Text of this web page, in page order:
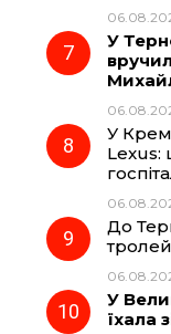
У
У
Lexus:
До
У
їхала